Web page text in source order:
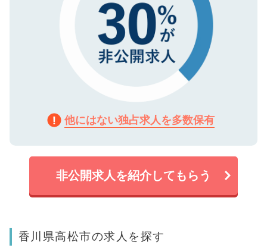
他にはない独占求人を多数保有
非公開求人を紹介してもらう
香川県高松市の求人を探す